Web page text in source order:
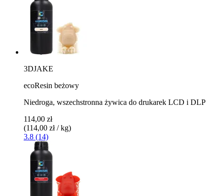
3DJAKE
ecoResin beżowy
Niedroga, wszechstronna żywica do drukarek LCD i DLP
114,00 zł
(114,00 zł / kg)
3.8 (14)